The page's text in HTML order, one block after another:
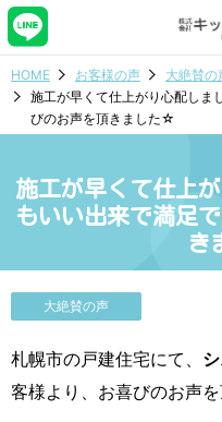
HOME お客様の声
大絶賛の
施工が早くて仕上がり心配しま
びのお声を頂きました☆
施工が早くて仕上
もいい出来で満足
き
大絶賛の声
札幌市の戸建住宅にて、
客様より、お喜びのお声を